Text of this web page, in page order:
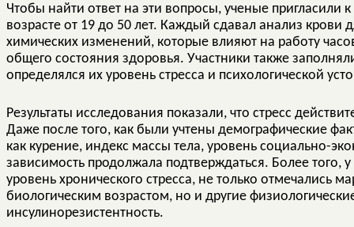
Чтобы найти ответ на эти вопросы, ученые пригласили
возрасте от 19 до 50 лет. Каждый сдавал анализ крови
химических изменений, которые влияют на работу
общего состояния здоровья. Участники также
определялся их уровень стресса и психологической
Результаты исследования показали, что стресс
Даже после того, как были учтены демографические
как курение, индекс массы тела, уровень социально-
зависимость продолжала подтверждаться. Более того,
уровень хронического стресса, не только отмечались
биологическим возрастом, но и другие
инсулинорезистентность.